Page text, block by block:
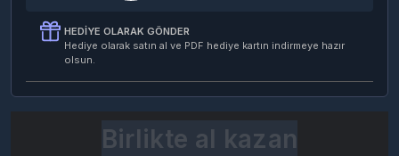
HEDIYE OLARAK GÖNDER
Hediye olarak satın al ve PDF hediye kartın indirmeye hazır
olsun.
Birlikte al kazan